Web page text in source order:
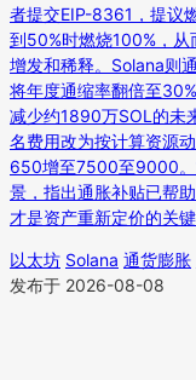
者提交EIP-8361，提议
到50%时燃烧100%，从
增发和稀释。Solana则
将年度通缩率翻倍至
减少约1890万SOL的未
名费用改为按计算资源
650增至7500至9000。
景，指出通胀补贴已帮
才是资产重新定价的关键
以太坊 Solana 通货膨胀
发布于 2026-08-08